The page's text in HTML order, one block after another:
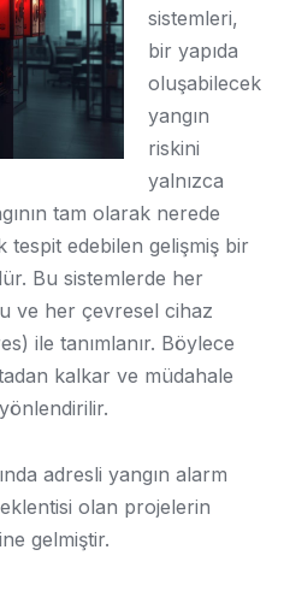
sistemleri,
bir yapıda
oluşabilecek
yangın
riskini
yalnızca
tam olarak nerede
tespit edebilen gelişmiş bir
Bu sistemlerde her
ve her çevresel cihaz
ile tanımlanır. Böylece
kalkar ve müdahale
adresli yangın alarm
olan projelerin
gelmiştir.